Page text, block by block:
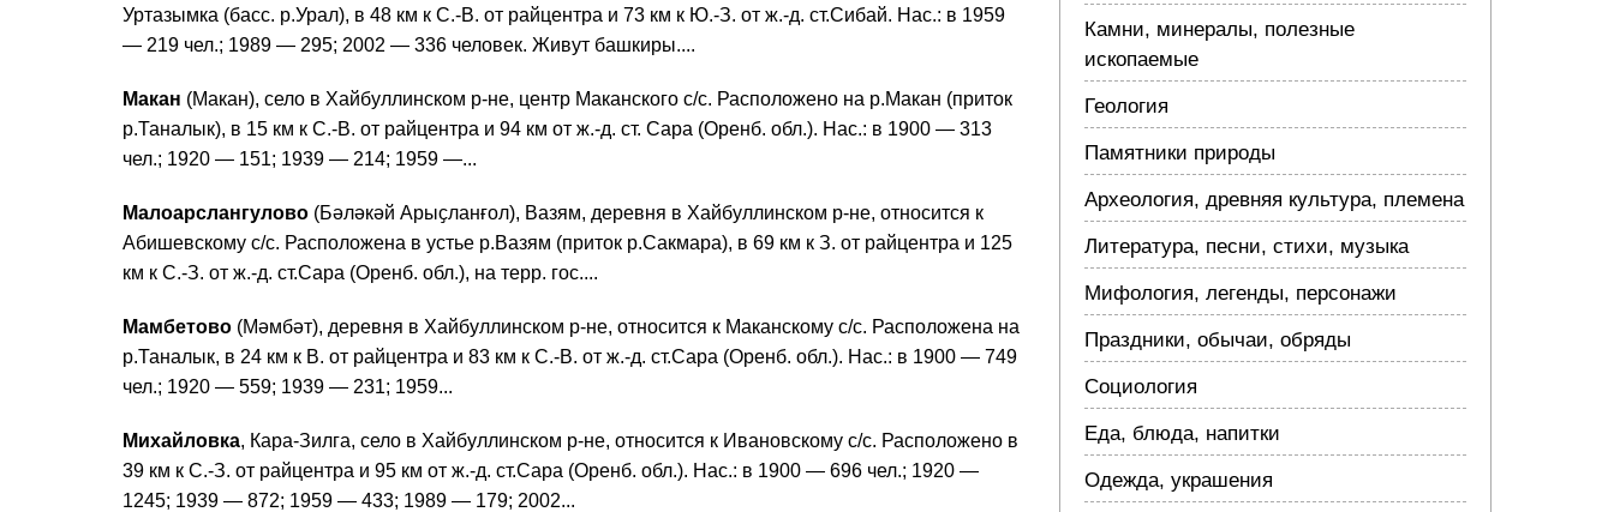
Уртазымка (басс. р.Урал), в 48 км к С.-В. от райцентра и 73 км к Ю.-З. от ж.-д. ст.Сибай. Нас.: в 1959
— 219 чел.; 1989 — 295; 2002 — 336 человек. Живут башкиры....
Макан (Макан), село в Хайбуллинском р-не, центр Маканского с/с. Расположено на р.Макан (приток
р.Таналык), в 15 км к С.-В. от райцентра и 94 км от ж.-д. ст. Сара (Оренб. обл.). Нас.: в 1900 — 313
чел.; 1920 — 151; 1939 — 214; 1959 —...
Малоарслангулово (Бәләкәй Арыҫланғол), Вазям, деревня в Хайбуллинском р-не, относится к
Абишевскому с/с. Расположена в устье р.Вазям (приток р.Сакмара), в 69 км к З. от райцентра и 125
км к С.-З. от ж.-д. ст.Сара (Оренб. обл.), на терр. гос....
Мамбетово (Мәмбәт), деревня в Хайбуллинском р-не, относится к Маканскому с/с. Расположена на
р.Таналык, в 24 км к В. от райцентра и 83 км к С.-В. от ж.-д. ст.Сара (Оренб. обл.). Нас.: в 1900 — 749
чел.; 1920 — 559; 1939 — 231; 1959...
Михайловка, Кара-Зилга, село в Хайбуллинском р-не, относится к Ивановскому с/с. Расположено в
39 км к С.-З. от райцентра и 95 км от ж.-д. ст.Сара (Оренб. обл.). Нас.: в 1900 — 696 чел.; 1920 —
1245; 1939 — 872; 1959 — 433; 1989 — 179; 2002...
Камни, минералы, полезные
ископаемые
Геология
Памятники природы
Археология, древняя культура, племена
Литература, песни, стихи, музыка
Мифология, легенды, персонажи
Праздники, обычаи, обряды
Социология
Еда, блюда, напитки
Одежда, украшения